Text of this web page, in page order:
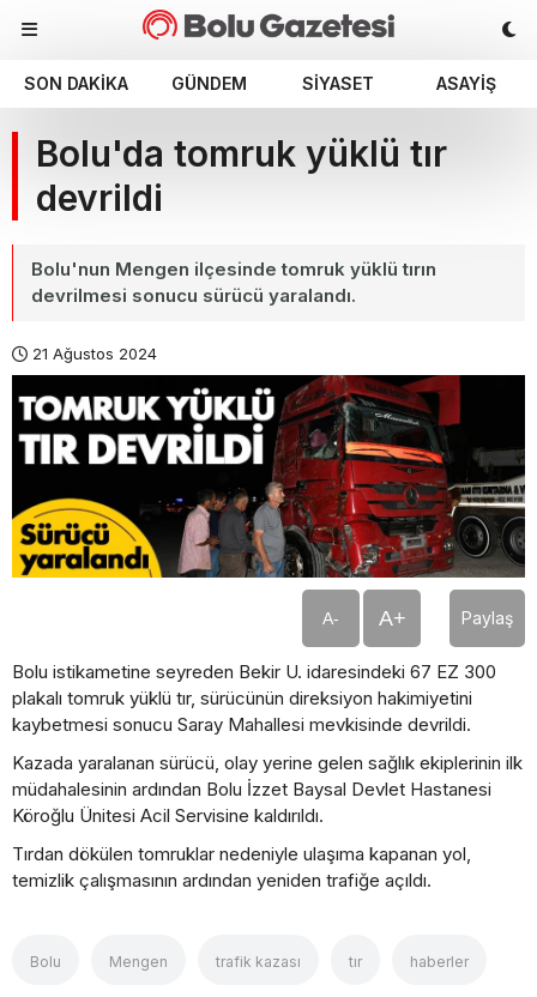
SON DAKIKA GÜNDEM SIYASET ASAYIŞ
Bolu'da tomruk yüklü tır
devrildi
Bolu'nun Mengen ilçesinde tomruk yüklü tırın
devrilmesi sonucu sürücü yaralandı.
21 Ağustos 2024
A- A+ Paylaş
Bolu istikametine seyreden Bekir U. idaresindeki 67 EZ 300
plakalı tomruk yüklü tır, sürücünün direksiyon hakimiyetini
kaybetmesi sonucu Saray Mahallesi mevkisinde devrildi.
Kazada yaralanan sürücü, olay yerine gelen sağlık ekiplerinin ilk
müdahalesinin ardından Bolu İzzet Baysal Devlet Hastanesi
Köroğlu Ünitesi Acil Servisine kaldırıldı.
Tırdan dökülen tomruklar nedeniyle ulaşıma kapanan yol,
temizlik çalışmasının ardından yeniden trafiğe açıldı.
Bolu Mengen trafik kazası tır haberler